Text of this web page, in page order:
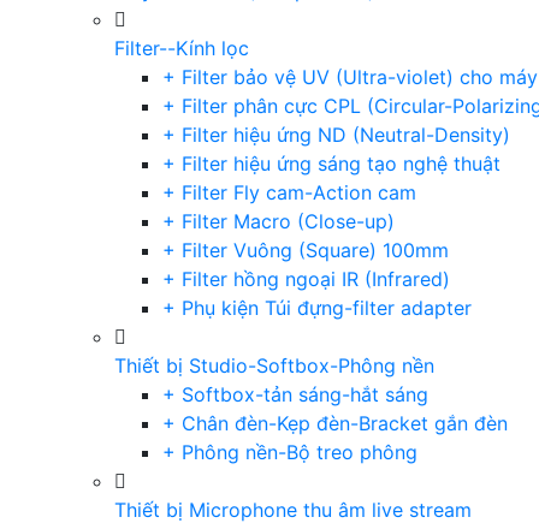
Filter--Kính lọc
+ Filter bảo vệ UV (Ultra-violet) cho
+ Filter phân cực CPL (Circular-
+ Filter hiệu ứng ND (Neutral-Density)
+ Filter hiệu ứng sáng tạo nghệ thuật
+ Filter Fly cam-Action cam
+ Filter Macro (Close-up)
+ Filter Vuông (Square) 100mm
+ Filter hồng ngoại IR (Infrared)
+ Phụ kiện Túi đựng-filter adapter
Thiết bị Studio-Softbox-Phông nền
+ Softbox-tản sáng-hắt sáng
+ Chân đèn-Kẹp đèn-Bracket gắn đèn
+ Phông nền-Bộ treo phông
Thiết bị Microphone thu âm live stream